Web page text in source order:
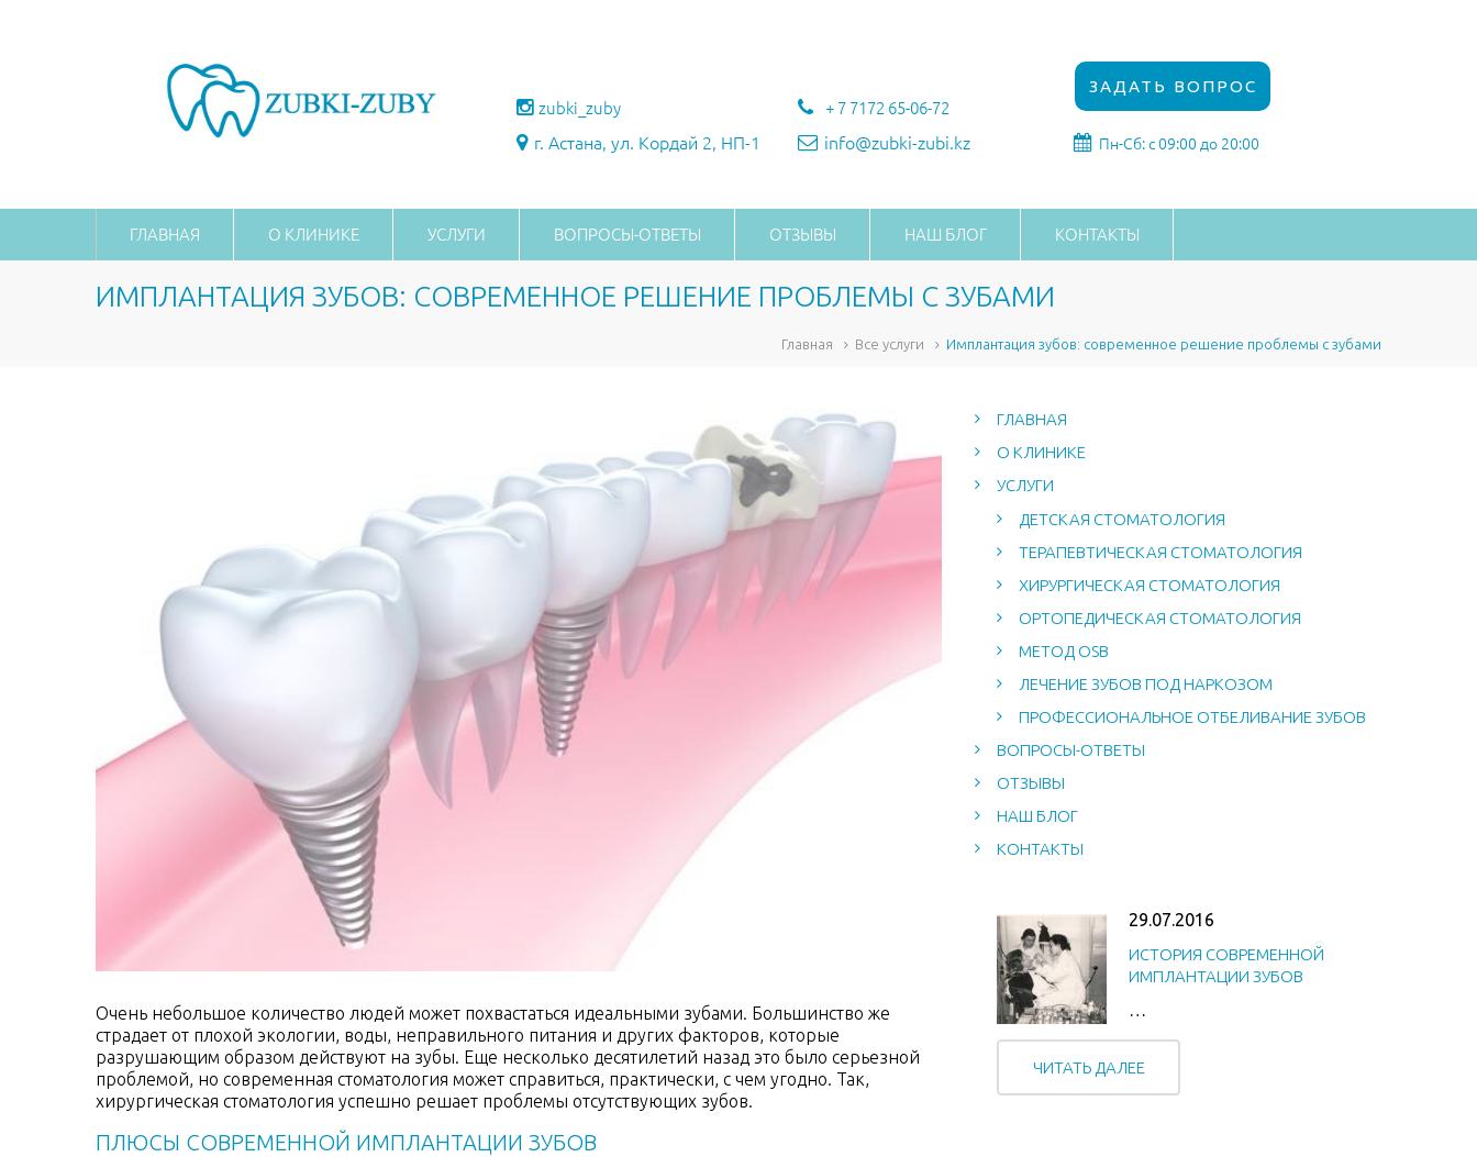
zubki_zuby
г. Астана, ул. Кордай 2, НП-1
+ 7 7172 65-06-72
info@zubki-zubi.kz
ЗАДАТЬ ВОПРОС
Пн-Сб: с 09:00 до 20:00
ГЛАВНАЯ О КЛИНИКЕ УСЛУГИ ВОПРОСЫ-ОТВЕТЫ ОТЗЫВЫ НАШ БЛОГ КОНТАКТЫ
ИМПЛАНТАЦИЯ ЗУБОВ: СОВРЕМЕННОЕ РЕШЕНИЕ ПРОБЛЕМЫ С ЗУБАМИ
Главная Все услуги Имплантация зубов: современное решение проблемы с зубами
Очень небольшое количество людей может похвастаться идеальными зубами. Большинство же
страдает от плохой экологии, воды, неправильного питания и других факторов, которые
разрушающим образом действуют на зубы. Еще несколько десятилетий назад это было серьезной
проблемой, но современная стоматология может справиться, практически, с чем угодно. Так,
хирургическая стоматология успешно решает проблемы отсутствующих зубов.
ПЛЮСЫ СОВРЕМЕННОЙ ИМПЛАНТАЦИИ ЗУБОВ
ГЛАВНАЯ
О КЛИНИКЕ
УСЛУГИ
ДЕТСКАЯ СТОМАТОЛОГИЯ
ТЕРАПЕВТИЧЕСКАЯ СТОМАТОЛОГИЯ
ХИРУРГИЧЕСКАЯ СТОМАТОЛОГИЯ
ОРТОПЕДИЧЕСКАЯ СТОМАТОЛОГИЯ
МЕТОД OSB
ЛЕЧЕНИЕ ЗУБОВ ПОД НАРКОЗОМ
ПРОФЕССИОНАЛЬНОЕ ОТБЕЛИВАНИЕ ЗУБОВ
ВОПРОСЫ-ОТВЕТЫ
ОТЗЫВЫ
НАШ БЛОГ
КОНТАКТЫ
29.07.2016
ИСТОРИЯ СОВРЕМЕННОЙ
ИМПЛАНТАЦИИ ЗУБОВ
…
ЧИТАТЬ ДАЛЕЕ